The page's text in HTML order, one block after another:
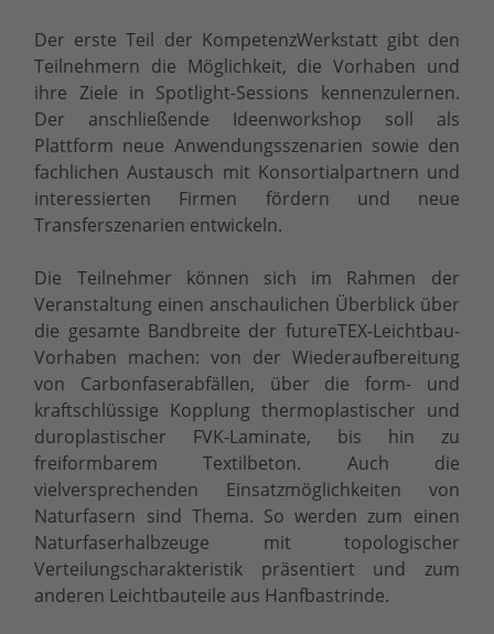
Der erste Teil der KompetenzWerkstatt gibt den
Teilnehmern die Möglichkeit, die Vorhaben und
ihre Ziele in Spotlight-Sessions kennenzulernen.
Der anschließende Ideenworkshop soll als
Plattform neue Anwendungsszenarien sowie den
fachlichen Austausch mit Konsortialpartnern und
interessierten Firmen fördern und neue
Transferszenarien entwickeln.
Die Teilnehmer können sich im Rahmen der
Veranstaltung einen anschaulichen Überblick über
die gesamte Bandbreite der futureTEX-Leichtbau-
Vorhaben machen: von der Wiederaufbereitung
von Carbonfaserabfällen, über die form- und
kraftschlüssige Kopplung thermoplastischer und
duroplastischer FVK-Laminate, bis hin zu
freiformbarem Textilbeton. Auch die
vielversprechenden Einsatzmöglichkeiten von
Naturfasern sind Thema. So werden zum einen
Naturfaserhalbzeuge mit topologischer
Verteilungscharakteristik präsentiert und zum
anderen Leichtbauteile aus Hanfbastrinde.